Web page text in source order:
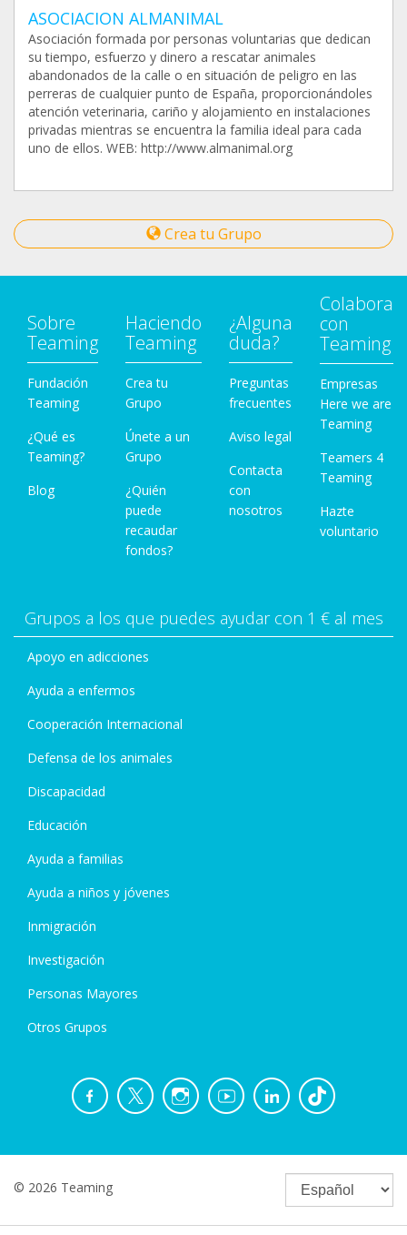
ASOCIACION ALMANIMAL
Asociación formada por personas voluntarias que dedican
su tiempo, esfuerzo y dinero a rescatar animales
abandonados de la calle o en situación de peligro en las
perreras de cualquier punto de España, proporcionándoles
atención veterinaria, cariño y alojamiento en instalaciones
privadas mientras se encuentra la familia ideal para cada
uno de ellos. WEB: http://www.almanimal.org
Crea tu Grupo
Sobre
Teaming
Fundación
Teaming
¿Qué es
Teaming?
Blog
Haciendo
Teaming
Crea tu
Grupo
Únete a un
Grupo
¿Quién
puede
recaudar
fondos?
¿Alguna
duda?
Preguntas
frecuentes
Aviso legal
Contacta
con
nosotros
Colabora
con
Teaming
Empresas
Here we are
Teaming
Teamers 4
Teaming
Hazte
voluntario
Grupos a los que puedes ayudar con 1 € al mes
Apoyo en adicciones
Ayuda a enfermos
Cooperación Internacional
Defensa de los animales
Discapacidad
Educación
Ayuda a familias
Ayuda a niños y jóvenes
Inmigración
Investigación
Personas Mayores
Otros Grupos
© 2026 Teaming